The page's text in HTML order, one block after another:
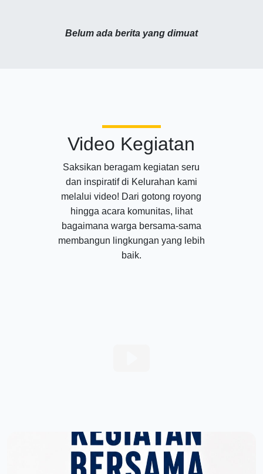
Belum ada berita yang dimuat
Video Kegiatan
Saksikan beragam kegiatan seru
dan inspiratif di Kelurahan kami
melalui video! Dari gotong royong
hingga acara komunitas, lihat
bagaimana warga bersama-sama
membangun lingkungan yang lebih
baik.